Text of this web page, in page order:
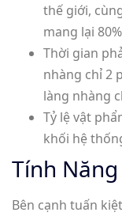
thế giới,
mang lại
Thời gian
nhàng chỉ 2
làng nhàng
Tỷ lệ vật
khối hệ
Tính
Bên cạnh tuấn